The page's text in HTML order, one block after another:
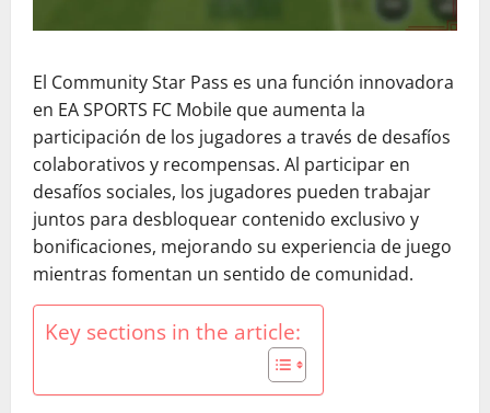
El Community Star Pass es una función innovadora
en EA SPORTS FC Mobile que aumenta la
participación de los jugadores a través de desafíos
colaborativos y recompensas. Al participar en
desafíos sociales, los jugadores pueden trabajar
juntos para desbloquear contenido exclusivo y
bonificaciones, mejorando su experiencia de juego
mientras fomentan un sentido de comunidad.
Key sections in the article: